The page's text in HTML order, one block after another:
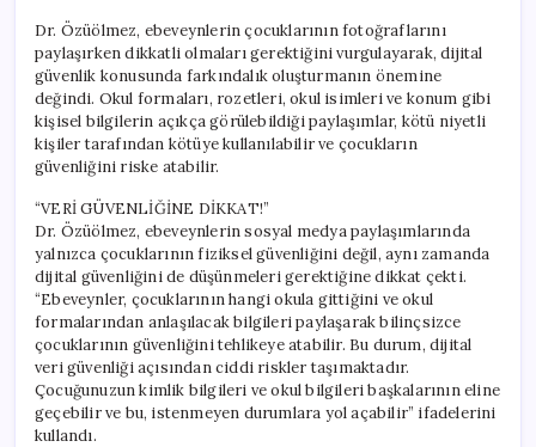
Dr. Özüölmez, ebeveynlerin çocuklarının fotoğraflarını
paylaşırken dikkatli olmaları gerektiğini vurgulayarak, dijital
güvenlik konusunda farkındalık oluşturmanın önemine
değindi. Okul formaları, rozetleri, okul isimleri ve konum gibi
kişisel bilgilerin açıkça görülebildiği paylaşımlar, kötü niyetli
kişiler tarafından kötüye kullanılabilir ve çocukların
güvenliğini riske atabilir.
“VERİ GÜVENLİĞİNE DİKKAT!”
Dr. Özüölmez, ebeveynlerin sosyal medya paylaşımlarında
yalnızca çocuklarının fiziksel güvenliğini değil, aynı zamanda
dijital güvenliğini de düşünmeleri gerektiğine dikkat çekti.
“Ebeveynler, çocuklarının hangi okula gittiğini ve okul
formalarından anlaşılacak bilgileri paylaşarak bilinçsizce
çocuklarının güvenliğini tehlikeye atabilir. Bu durum, dijital
veri güvenliği açısından ciddi riskler taşımaktadır.
Çocuğunuzun kimlik bilgileri ve okul bilgileri başkalarının eline
geçebilir ve bu, istenmeyen durumlara yol açabilir” ifadelerini
kullandı.